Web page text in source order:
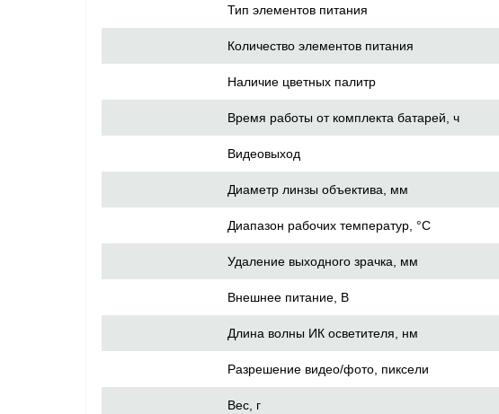
Тип элементов питания
Количество элементов питания
Наличие цветных палитр
Время работы от комплекта батарей, ч
Видеовыход
Диаметр линзы объектива, мм
Диапазон рабочих температур, °C
Удаление выходного зрачка, мм
Внешнее питание, В
Длина волны ИК осветителя, нм
Разрешение видео/фото, пиксели
Вес, г